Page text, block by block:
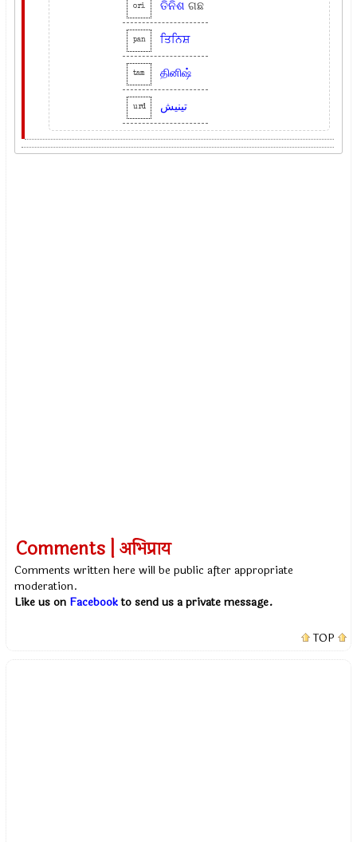
ori ତିନିଶ ଗ‍ଛ
pan ਤਿਨਿਸ਼
tam தினிஷ்
urd تینیش
Comments | अभिप्राय
Comments written here will be public after appropriate
moderation.
Like us on Facebookto send us a private message.
TOP